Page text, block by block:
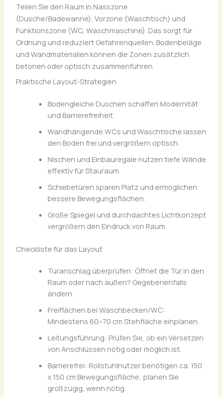
Teilen Sie den Raum in Nasszone
(Dusche/Badewanne), Vorzone (Waschtisch) und
Funktionszone (WC, Waschmaschine). Das sorgt für
Ordnung und reduziert Gefahrenquellen. Bodenbeläge
und Wandmaterialien können die Zonen zusätzlich
betonen oder optisch zusammenführen.
Praktische Layout-Strategien
Bodengleiche Duschen schaffen Modernität
und Barrierefreiheit.
Wandhängende WCs und Waschtische lassen
den Boden frei und vergrößern optisch.
Nischen und Einbauregale nutzen tiefe Wände
effektiv für Stauraum.
Schiebetüren sparen Platz und ermöglichen
bessere Bewegungsflächen.
Große Spiegel und durchdachtes Lichtkonzept
vergrößern den Eindruck von Raum.
Checkliste für das Layout
Türanschlag überprüfen: Öffnet die Tür in den
Raum oder nach außen? Gegebenenfalls
ändern.
Freiflächen bei Waschbecken/WC:
Mindestens 60–70 cm Stehfläche einplanen.
Leitungsführung: Prüfen Sie, ob ein Versetzen
von Anschlüssen nötig oder möglich ist.
Barrierefrei: Rollstuhlnutzer benötigen ca. 150
x 150 cm Bewegungsfläche; planen Sie
großzügig, wenn nötig.